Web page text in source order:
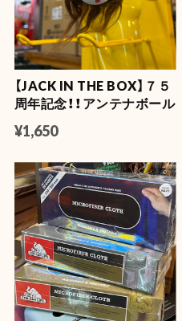
【JACK IN THE BOX】７５
周年記念！！アンテナボール
¥1,650